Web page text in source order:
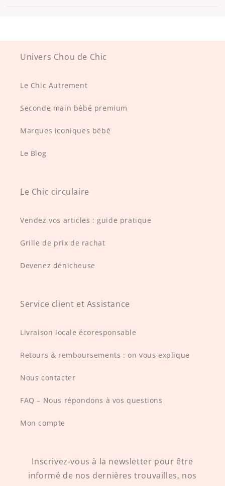
Univers Chou de Chic
Le Chic Autrement
Seconde main bébé premium
Marques iconiques bébé
Le Blog
Le Chic circulaire
Vendez vos articles : guide pratique
Grille de prix de rachat
Devenez dénicheuse
Service client et Assistance
Livraison locale écoresponsable
Retours & remboursements : on vous explique
Nous contacter
FAQ – Nous répondons à vos questions
Mon compte
Inscrivez-vous à la newsletter pour être
informé de nos dernières trouvailles, nos